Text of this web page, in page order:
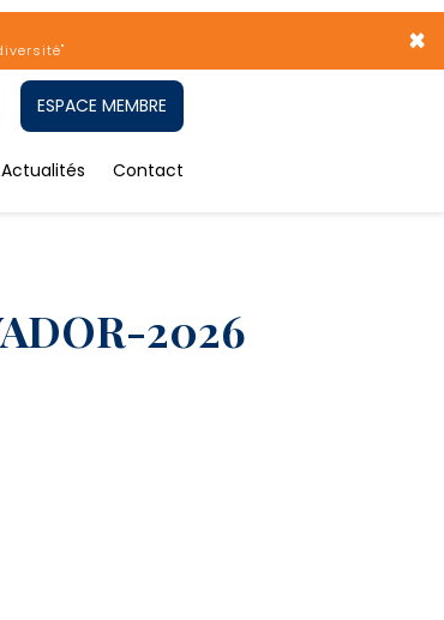
×
ESPACE MEMBRE
Actualités Contact
2026